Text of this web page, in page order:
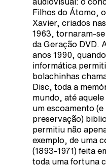
audiovisual: o
Filhos do Átomo,
Xavier, criados
1963, tornaram-
da Geração DVD.
anos 1990,
informática
bolachinhas
Disc, toda a
mundo, até
um escoamento (e
preservação)
permitiu não
exemplo, de uma
(1893-1971) feita
toda uma fortuna